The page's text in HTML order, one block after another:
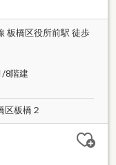
板橋区役所前駅 徒歩
/8階建
区板橋２